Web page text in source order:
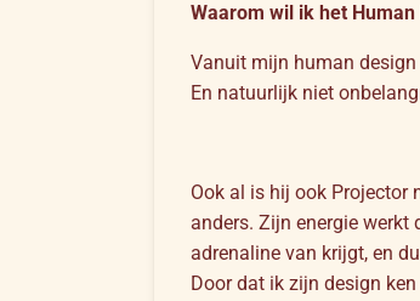
Waarom wil ik het
Vanuit mijn human
En natuurlijk niet
Ook al is hij ook Projector
anders. Zijn energie
adrenaline van krijgt, en
Door dat ik zijn design